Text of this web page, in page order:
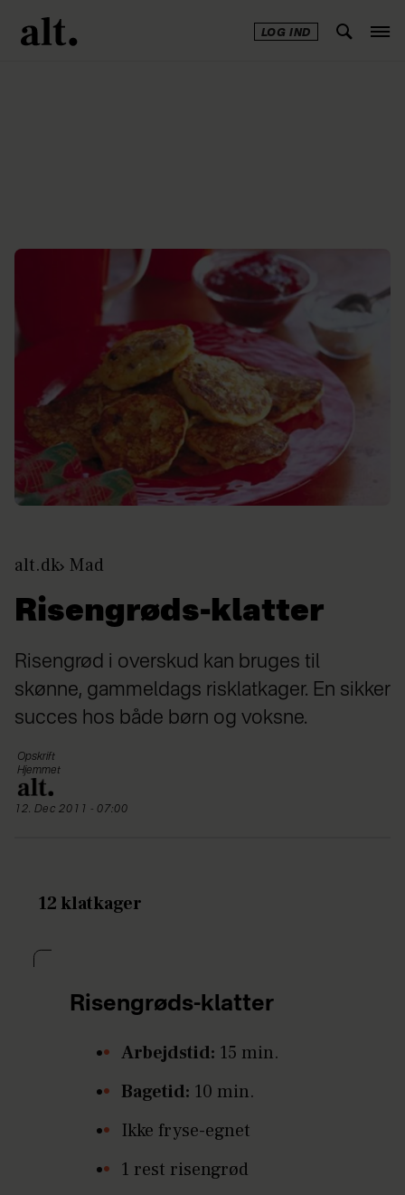
LOG IND
alt.dk Mad
Risengrøds-klatter
Risengrød i overskud kan bruges til
skønne, gammeldags risklatkager. En sikker
succes hos både børn og voksne.
Opskrift
Hjemmet
12. Dec 2011 - 07:00
12 klatkager
Risengrøds-klatter
Arbejdstid: 15 min.
Bagetid: 10 min.
Ikke fryse-egnet
1 rest risengrød